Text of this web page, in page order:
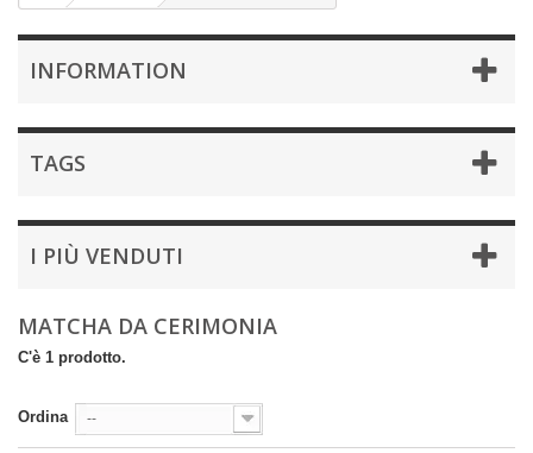
INFORMATION
TAGS
I PIÙ VENDUTI
MATCHA DA CERIMONIA
C'è 1 prodotto.
Ordina --